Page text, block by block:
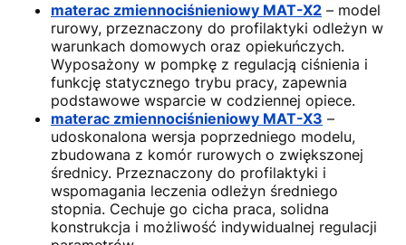
materac zmiennociśnieniowy MAT-X2 – model
rurowy, przeznaczony do profilaktyki odleżyn w
warunkach domowych oraz opiekuńczych.
Wyposażony w pompkę z regulacją ciśnienia i
funkcję statycznego trybu pracy, zapewnia
podstawowe wsparcie w codziennej opiece.
materac zmiennociśnieniowy MAT-X3 –
udoskonalona wersja poprzedniego modelu,
zbudowana z komór rurowych o zwiększonej
średnicy. Przeznaczony do profilaktyki i
wspomagania leczenia odleżyn średniego
stopnia. Cechuje go cicha praca, solidna
konstrukcja i możliwość indywidualnej regulacji